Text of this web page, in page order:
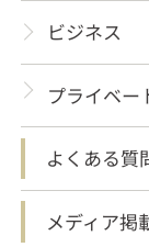
ビジネス
プライベー
よくある質
メディア掲